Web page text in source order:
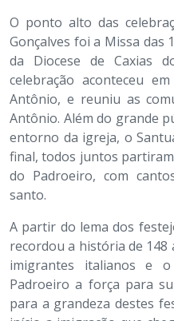
O ponto alto das
Gonçalves foi a Missa das
da Diocese de Caxias
celebração aconteceu
Antônio, e reuniu as
Antônio. Além do grande
entorno da igreja, o
final, todos juntos
do Padroeiro, com
santo.
A partir do lema dos
recordou a história de 148
imigrantes italianos e
Padroeiro a força para
para a grandeza destes